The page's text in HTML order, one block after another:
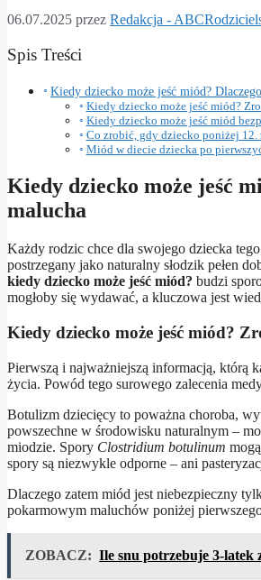
06.07.2025 przez Redakcja -
Spis Treści
Kiedy dziecko może jeść miód?
Kiedy dziecko może jeść miód?
Kiedy dziecko może jeść miód
Co zrobić, gdy dziecko poniżej 12.
Miód w diecie dziecka po
Kiedy dziecko może jeść
malucha
Każdy rodzic chce dla swojego dziecka
postrzegany jako naturalny słodzik pełen
kiedy dziecko może jeść miód? budzi
mogłoby się wydawać, a kluczowa jest
Kiedy dziecko może jeść miód?
Pierwszą i najważniejszą informacją, którą
życia. Powód tego surowego zalecenia
Botulizm dziecięcy to poważna choroba,
powszechne w środowisku naturalnym –
miodzie. Spory Clostridium botulinum
spory są niezwykle odporne – ani
Dlaczego zatem miód jest niebezpieczny
pokarmowym maluchów poniżej
ZOBACZ: Ile snu potrzebuje 3-latek